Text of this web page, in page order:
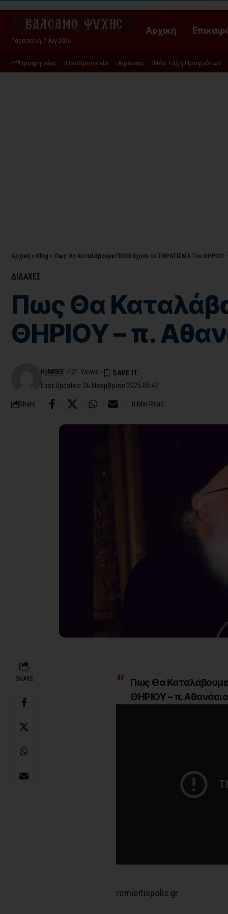
Παρασκευή, 7 Αυγ 2026
Αρχική
Προφητείες Πανθρησκεία Αιρέσεις Νέα Τάξη Πραγμάτων
Αρχική » Blog » Πως Θα Καταλάβουμε ΠΟΙΟΙ έχουν το ΣΦΡΑΓΙΣΜΑ Του ΘΗΡΙΟΥ
ΔΙΔΑΧΕΣ
Πως Θα
ΘΗΡΙΟΥ – π.
Last Updated: 26 Νοεμβρίου 2025 05:47
ByMIKE 121 Views
Share 0 Min Read
SHARE
Πως Θα
ΘΗΡΙΟΥ – π.
romioitispolis.gr